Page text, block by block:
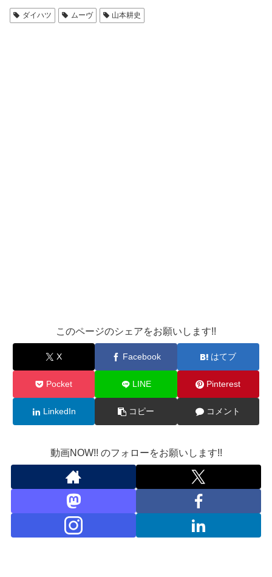
ダイハツ ムーヴ 山本耕史
このページのシェアをお願いします!!
X Facebook はてブ
Pocket LINE Pinterest
LinkedIn コピー コメント
動画NOW!! のフォローをお願いします!!